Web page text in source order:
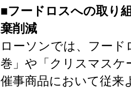
■フードロスへの取り
棄削減
ローソンでは、フー
巻」や「クリスマスケ
催事商品において従来